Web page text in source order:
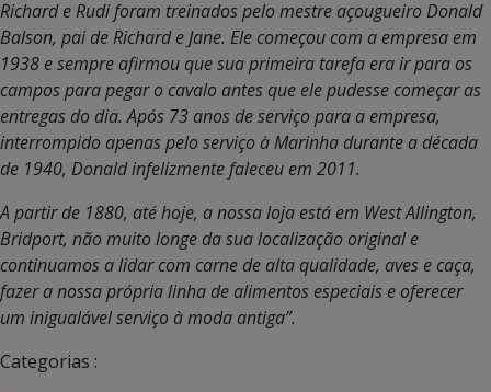
Richard e Rudi foram treinados pelo mestre açougueiro Donald
Balson, pai de Richard e Jane. Ele começou com a empresa em
1938 e sempre afirmou que sua primeira tarefa era ir para os
campos para pegar o cavalo antes que ele pudesse começar as
entregas do dia. Após 73 anos de serviço para a empresa,
interrompido apenas pelo serviço à Marinha durante a década
de 1940, Donald infelizmente faleceu em 2011.
A partir de 1880, até hoje, a nossa loja está em West Allington,
Bridport, não muito longe da sua localização original e
continuamos a lidar com carne de alta qualidade, aves e caça,
fazer a nossa própria linha de alimentos especiais e oferecer
um inigualável serviço à moda antiga”.
Categorias :